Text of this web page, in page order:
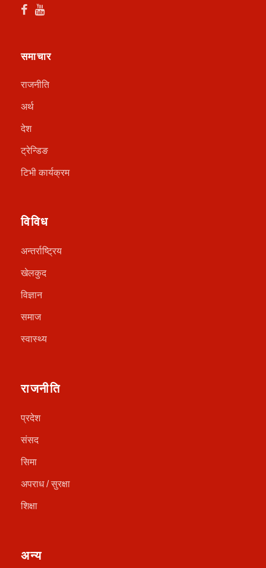
समाचार
राजनीति
अर्थ
देश
ट्रेन्डिङ
टिभी कार्यक्रम
विविध
अन्तर्राष्ट्रिय
खेलकुद
विज्ञान
समाज
स्वास्थ्य
राजनीति
प्रदेश
संसद
सिमा
अपराध / सुरक्षा
शिक्षा
अन्य